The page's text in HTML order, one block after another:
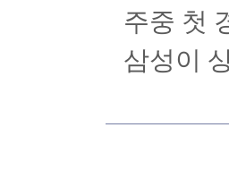
주중 첫
삼성이